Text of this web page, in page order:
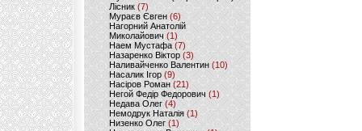
Лісник (7)
Мураєв Євген(6)
Нагорний Анатолій
Миколайович (1)
Наем Мустафа (7)
Назаренко Віктор (3)
Наливайченко Валентин (10)
Насалик Ігор(9)
Насіров Роман (21)
Негой Федір Федорович(1)
Недава Олег(4)
Немодрук Наталія(1)
Низенко Олег (1)